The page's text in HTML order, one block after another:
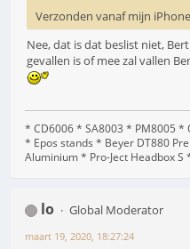
Verzonden vanaf mijn
Nee, dat is dat beslist niet,
gevallen is of mee zal vallen
* CD6006 * SA8003 * PM8005 *
* Epos stands * Beyer DT880
Aluminium * Pro-Ject Headbox
lo
Global Moderator
maart 19, 2020, 18:27:24